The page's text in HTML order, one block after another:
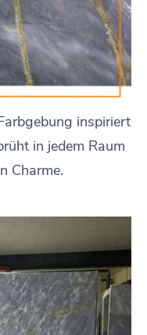
inspiriert
in jedem Raum
Charme.